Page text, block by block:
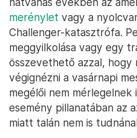
merénylet vagy a
Challenger-katasztrófa.
meggyilkolása vagy egy
összevethető azzal,
végignézni a vasárnapi
megélői nem mérlegelnek
esemény pillanatában az
miatt talán nem is